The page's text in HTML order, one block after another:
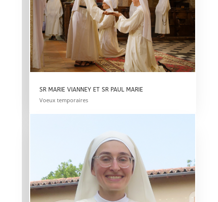
SR MARIE VIANNEY ET SR PAUL MARIE
Voeux temporaires